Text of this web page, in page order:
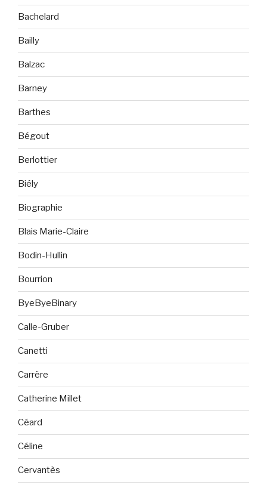
Bachelard
Bailly
Balzac
Barney
Barthes
Bégout
Berlottier
Biély
Biographie
Blais Marie-Claire
Bodin-Hullin
Bourrion
ByeByeBinary
Calle-Gruber
Canetti
Carrère
Catherine Millet
Céard
Céline
Cervantès